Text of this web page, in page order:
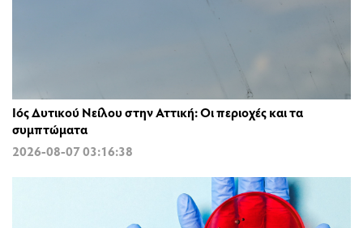
Ιός Δυτικού Νείλου στην Αττική: Οι περιοχές και τα
συμπτώματα
2026-08-07 03:16:38